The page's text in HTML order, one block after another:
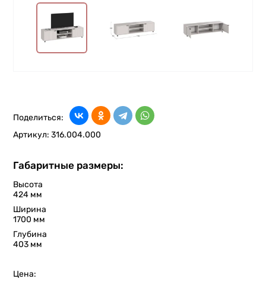
Поделиться:
Артикул: 316.004.000
Габаритные размеры:
Высота
424 мм
Ширина
1700 мм
Глубина
403 мм
Цена: